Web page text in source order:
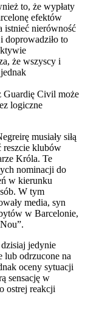
to, że wypłaty
efektów
istnieć nierówność
doprowadziło to
że wszyscy i
Guardię Civil może
logiczne
musiały siłą
reszcie klubów
Króla. Te
nominacji do
w kierunku
W tym
media, syn
w Barcelonie,
jedynie
lub odrzucone na
oceny sytuacji
sensację w
ostrej reakcji